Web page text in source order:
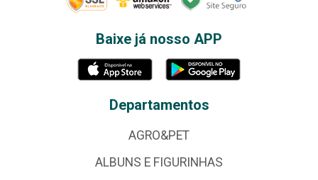
Baixe já nosso APP
Departamentos
AGRO&PET
ALBUNS E FIGURINHAS